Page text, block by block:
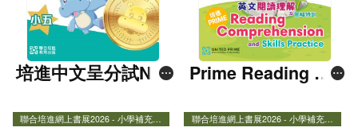
培進中文呈分試No.
習+攻略（粵普錄音
聯合培進網上書展2026 - 小學補充練
Prime Reading Co
聯合培進網上書展2026 - 小學補充練